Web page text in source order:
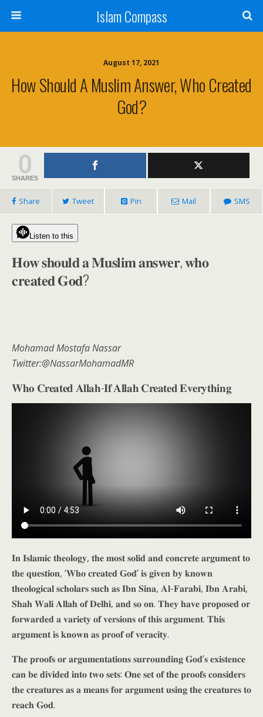
Islam Compass
August 17, 2021
How Should A Muslim Answer, Who Created
God?
0
SHARES
Share Tweet Pin Mail SMS
Listen to this
𝐇𝐨𝐰 𝐬𝐡𝐨𝐮𝐥𝐝 𝐚 𝐌𝐮𝐬𝐥𝐢𝐦 𝐚𝐧𝐬𝐰𝐞𝐫, 𝐰𝐡𝐨
𝐜𝐫𝐞𝐚𝐭𝐞𝐝 𝐆𝐨𝐝?
Mohamad Mostafa Nassar
Twitter:@NassarMohamadMR
𝐖𝐡𝐨 𝐂𝐫𝐞𝐚𝐭𝐞𝐝 𝐀𝐥𝐥𝐚𝐡-𝐈𝐟 𝐀𝐥𝐥𝐚𝐡 𝐂𝐫𝐞𝐚𝐭𝐞𝐝 𝐄𝐯𝐞𝐫𝐲𝐭𝐡𝐢𝐧𝐠
𝐈𝐧 𝐈𝐬𝐥𝐚𝐦𝐢𝐜 𝐭𝐡𝐞𝐨𝐥𝐨𝐠𝐲, 𝐭𝐡𝐞 𝐦𝐨𝐬𝐭 𝐬𝐨𝐥𝐢𝐝 𝐚𝐧𝐝 𝐜𝐨𝐧𝐜𝐫𝐞𝐭𝐞 𝐚𝐫𝐠𝐮𝐦𝐞𝐧𝐭 𝐭𝐨
𝐭𝐡𝐞 𝐪𝐮𝐞𝐬𝐭𝐢𝐨𝐧, ‘𝐖𝐡𝐨 𝐜𝐫𝐞𝐚𝐭𝐞𝐝 𝐆𝐨𝐝’ 𝐢𝐬 𝐠𝐢𝐯𝐞𝐧 𝐛𝐲 𝐤𝐧𝐨𝐰𝐧
𝐭𝐡𝐞𝐨𝐥𝐨𝐠𝐢𝐜𝐚𝐥 𝐬𝐜𝐡𝐨𝐥𝐚𝐫𝐬 𝐬𝐮𝐜𝐡 𝐚𝐬 𝐈𝐛𝐧 𝐒𝐢𝐧𝐚, 𝐀𝐥-𝐅𝐚𝐫𝐚𝐛𝐢, 𝐈𝐛𝐧 𝐀𝐫𝐚𝐛𝐢,
𝐒𝐡𝐚𝐡 𝐖𝐚𝐥𝐢 𝐀𝐥𝐥𝐚𝐡 𝐨𝐟 𝐃𝐞𝐥𝐡𝐢, 𝐚𝐧𝐝 𝐬𝐨 𝐨𝐧. 𝐓𝐡𝐞𝐲 𝐡𝐚𝐯𝐞 𝐩𝐫𝐨𝐩𝐨𝐬𝐞𝐝 𝐨𝐫
𝐟𝐨𝐫𝐰𝐚𝐫𝐝𝐞𝐝 𝐚 𝐯𝐚𝐫𝐢𝐞𝐭𝐲 𝐨𝐟 𝐯𝐞𝐫𝐬𝐢𝐨𝐧𝐬 𝐨𝐟 𝐭𝐡𝐢𝐬 𝐚𝐫𝐠𝐮𝐦𝐞𝐧𝐭. 𝐓𝐡𝐢𝐬
𝐚𝐫𝐠𝐮𝐦𝐞𝐧𝐭 𝐢𝐬 𝐤𝐧𝐨𝐰𝐧 𝐚𝐬 𝐩𝐫𝐨𝐨𝐟 𝐨𝐟 𝐯𝐞𝐫𝐚𝐜𝐢𝐭𝐲.
𝐓𝐡𝐞 𝐩𝐫𝐨𝐨𝐟𝐬 𝐨𝐫 𝐚𝐫𝐠𝐮𝐦𝐞𝐧𝐭𝐚𝐭𝐢𝐨𝐧𝐬 𝐬𝐮𝐫𝐫𝐨𝐮𝐧𝐝𝐢𝐧𝐠 𝐆𝐨𝐝’𝐬 𝐞𝐱𝐢𝐬𝐭𝐞𝐧𝐜𝐞
𝐜𝐚𝐧 𝐛𝐞 𝐝𝐢𝐯𝐢𝐝𝐞𝐝 𝐢𝐧𝐭𝐨 𝐭𝐰𝐨 𝐬𝐞𝐭𝐬: 𝐎𝐧𝐞 𝐬𝐞𝐭 𝐨𝐟 𝐭𝐡𝐞 𝐩𝐫𝐨𝐨𝐟𝐬 𝐜𝐨𝐧𝐬𝐢𝐝𝐞𝐫𝐬
𝐭𝐡𝐞 𝐜𝐫𝐞𝐚𝐭𝐮𝐫𝐞𝐬 𝐚𝐬 𝐚 𝐦𝐞𝐚𝐧𝐬 𝐟𝐨𝐫 𝐚𝐫𝐠𝐮𝐦𝐞𝐧𝐭 𝐮𝐬𝐢𝐧𝐠 𝐭𝐡𝐞 𝐜𝐫𝐞𝐚𝐭𝐮𝐫𝐞𝐬 𝐭𝐨
𝐫𝐞𝐚𝐜𝐡 𝐆𝐨𝐝.